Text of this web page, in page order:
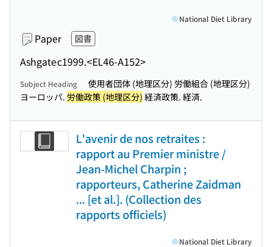
Paper 図書
Ashgatec1999.<EL46-A152>
National Diet Library
Subject Heading
使用者団体 (地理区分) 労働組合 (地理区分)
ヨーロッパ. 労働政策 (地理区分) 経済政策. 経済.
L'avenir de nos retraites :
rapport au Premier ministre /
Jean-Michel Charpin ;
rapporteurs, Catherine Zaidman
... [et al.]. (Collection des
rapports officiels)
National Diet Library